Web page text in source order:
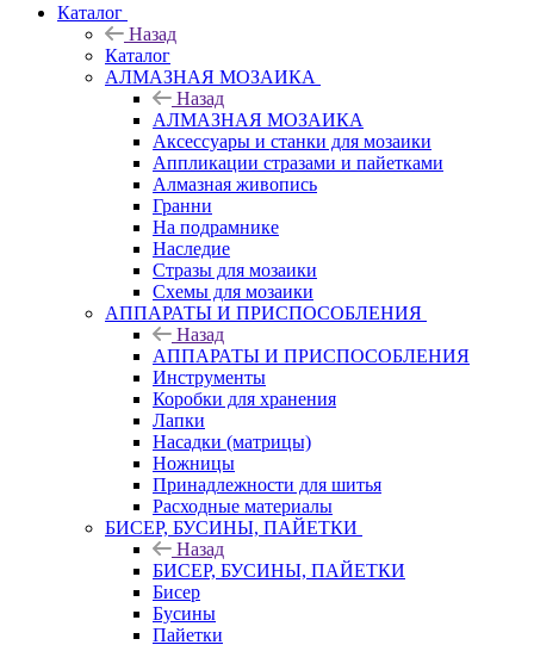
Каталог
Назад
Каталог
АЛМАЗНАЯ МОЗАИКА
Назад
АЛМАЗНАЯ МОЗАИКА
Аксессуары и станки для мозаики
Аппликации стразами и пайетками
Алмазная живопись
Гранни
На подрамнике
Наследие
Стразы для мозаики
Схемы для мозаики
АППАРАТЫ И ПРИСПОСОБЛЕНИЯ
Назад
АППАРАТЫ И ПРИСПОСОБЛЕНИЯ
Инструменты
Коробки для хранения
Лапки
Насадки (матрицы)
Ножницы
Принадлежности для шитья
Расходные материалы
БИСЕР, БУСИНЫ, ПАЙЕТКИ
Назад
БИСЕР, БУСИНЫ, ПАЙЕТКИ
Бисер
Бусины
Пайетки